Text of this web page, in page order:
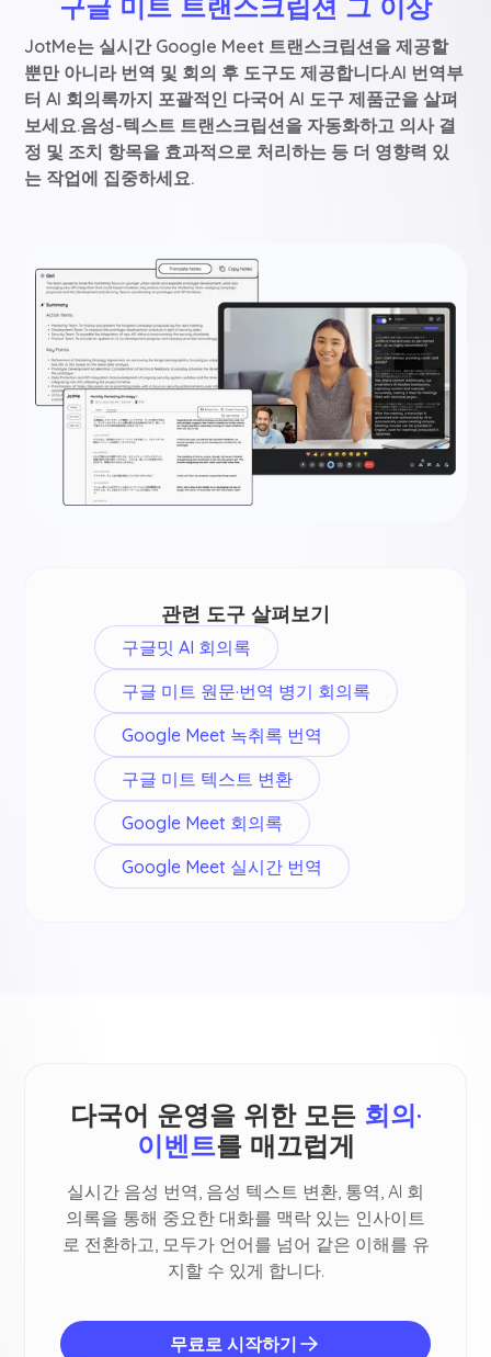
JotMe는 실시간 Google Meet 트랜스크립션을 제공할
뿐만 아니라 번역 및 회의 후 도구도 제공합니다.AI 번역부
터 AI 회의록까지 포괄적인 다국어 AI 도구 제품군을 살펴
보세요.음성-텍스트 트랜스크립션을 자동화하고 의사 결
정 및 조치 항목을 효과적으로 처리하는 등 더 영향력 있
는 작업에 집중하세요.
관련 도구 살펴보기
구글밋 AI 회의록
구글 미트 원문·번역 병기 회의록
Google Meet 녹취록 번역
구글 미트 텍스트 변환
Google Meet 회의록
Google Meet 실시간 번역
다국어 운영을 위한 모든 회의·
이벤트를 매끄럽게
실시간 음성 번역, 음성 텍스트 변환, 통역, AI 회
의록을 통해 중요한 대화를 맥락 있는 인사이트
로 전환하고, 모두가 언어를 넘어 같은 이해를 유
지할 수 있게 합니다.
무료로 시작하기